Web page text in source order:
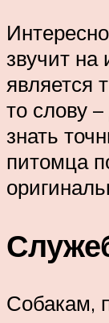
звучит
является
то слову
знать
питомца
Собакам,